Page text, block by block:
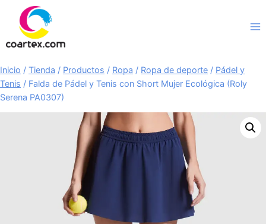
Saltar
contenido
Inicio / Tienda / Productos / Ropa / Ropa de deporte / Pádel y
Tenis / Falda de Pádel y Tenis con Short Mujer Ecológica (Roly
Serena PA0307)